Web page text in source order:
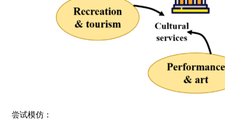
尝试模仿：